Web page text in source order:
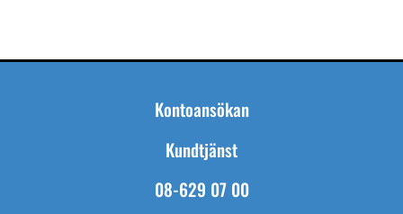
Kontoansökan
Kundtjänst
08-629 07 00